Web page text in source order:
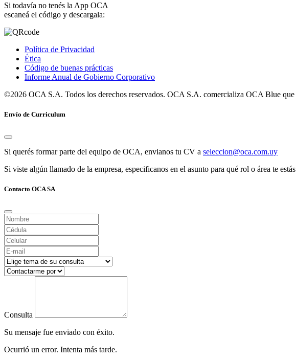
Si todavía no tenés la App OCA
escaneá el código y descargala:
Política de Privacidad
Ética
Código de buenas prácticas
Informe Anual de Gobierno Corporativo
©2026 OCA S.A. Todos los derechos reservados. OCA S.A. comercializa OCA Blue
Envío de Curriculum
Si querés formar parte del equipo de OCA, envianos tu CV a seleccion@oca.com.uy
Si viste algún llamado de la empresa, especificanos en el asunto para qué rol o área te
Contacto OCA SA
Consulta
Su mensaje fue enviado con éxito.
Ocurrió un error. Intenta más tarde.